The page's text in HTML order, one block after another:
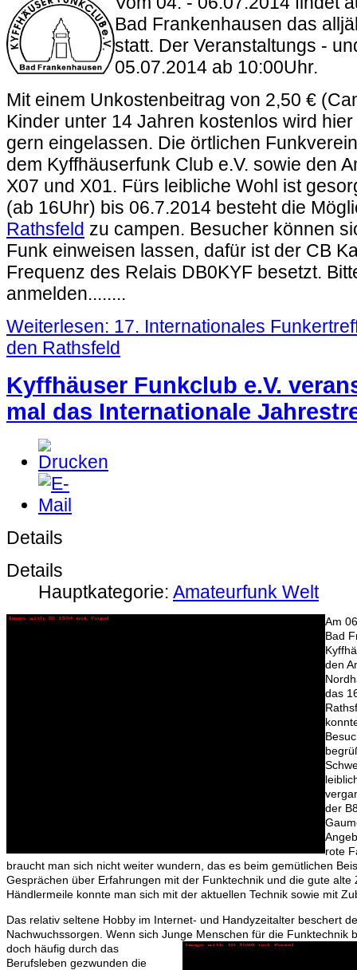
Bad Frankenhausen das
statt. Der Veranstaltungs -
05.07.2014 ab 10:00Uhr.
Mit einem Unkostenbeitrag von 2,50 €
Kinder unter 14 Jahren kostenlos wird
gern eingelassen. Die örtlichen
dem Kyffhäuserfunk Club e.V. sowie den
X07 und X01. Fürs leibliche Wohl ist
(ab 16Uhr) bis 06.7.2014 besteht die
Rathsfeld zu campen. Besucher können
Funk einweisen lassen, dafür ist der CB
Frequenz des Relais DB0KYF besetzt.
anmelden........
Weiterlesen: 17. Internationales
den Rathsfeld
Kyffhäuser Funkclub e.V.
mal das Internationale
Details
Details
Hauptkategorie: Amateurfunk Welt
Am
Bad
den
das
der
rote
braucht man sich nicht weiter wundern, das es beim gemütlichen
Gesprächen über Erfahrungen mit der Funktechnik und die gute alte
Händlermeile konnte man sich mit der aktuellen Technik sowie mit
Das relativ seltene Hobby im Internet- und Handyzeitalter beschert
Nachwuchssorgen. Wenn sich Junge Menschen für die Funktechnik
doch häufig durch das
Berufsleben gezwunden die